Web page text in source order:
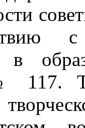
с
в
117.